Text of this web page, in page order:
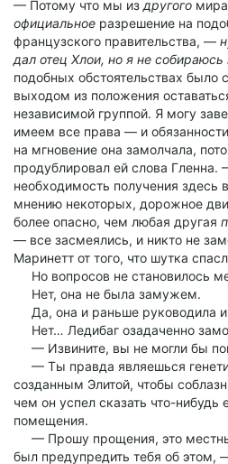
— Потому что мы из другого
официальное разрешение на
французского правительства, —
дал отец Хлои, но я не собираюсь
подобных обстоятельствах было
выходом из положения
независимой группой. Я могу
имеем все права — и
на мгновение она замолчала,
продублировал ей слова Гленна.
необходимость получения здесь
мнению некоторых, дорожное
более опасно, чем любая другая
— все засмеялись, и никто не
Маринетт от того, что шутка
Но вопросов не становилось
Нет, она не была замужем.
Да, она и раньше руководила
Нет… Ледибаг озадаченно
— Извините, вы не могли бы
— Ты правда являешься
созданным Элитой, чтобы
чем он успел сказать что-нибудь
помещения.
— Прошу прощения, это
был предупредить тебя об этом,